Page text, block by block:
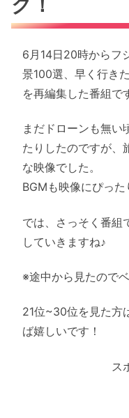
6月14日20時からフ
景100選、早く行き
を再編集した番組で
まだドローンも無い
たりしたのですが、
な映像でした。
BGMも映像にぴっ
では、さっそく番組
していきますね♪
※途中から見たので
21位~30位を見た方
ば嬉しいです！
ス